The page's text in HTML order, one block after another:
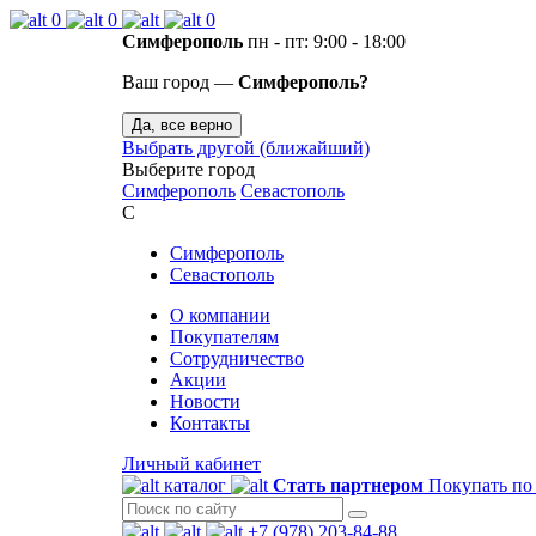
0 0
0
Симферополь пн - пт: 9:00 - 18:00
Ваш город — Симферополь?
Да, все верно
Выбрать другой (ближайший)
Выберите город
Симферополь Севастополь
С
Симферополь
Севастополь
О компании
Покупателям
Сотрудничество
Акции
Новости
Контакты
Личный кабинет
каталог
Стать партнером Покупать
+7 (978) 203-84-88